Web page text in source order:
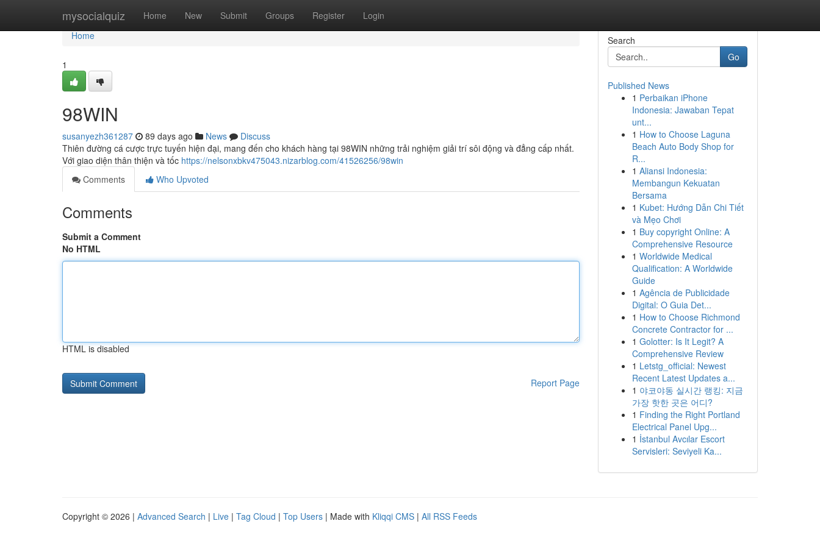
mysocialquiz Home New Submit Groups Register Login
Home
Home
1
98WIN
susanyezh361287 89 days ago News
Discuss
Thiên đường cá cược trực tuyến hiện đại, mang đến cho khách hàng tại 98WIN những trải nghiệm giải trí sôi động và đẳng cấp nhất.
Với giao diện thân thiện và tốc https://nelsonxbkv475043.nizarblog.com/41526256/98win
Comments
Who Upvoted
Comments
Submit a Comment
No HTML
HTML is disabled
Report Page
Search
Go
Published News
1 Perbaikan iPhone
Indonesia: Jawaban Tepat
unt...
1 How to Choose Laguna
Beach Auto Body Shop for
R...
1 Aliansi Indonesia:
Membangun Kekuatan
Bersama
1 Kubet: Hướng Dẫn Chi Tiết
và Mẹo Chơi
1 Buy copyright Online: A
Comprehensive Resource
1 Worldwide Medical
Qualification: A Worldwide
Guide
1 Agência de Publicidade
Digital: O Guia Det...
1 How to Choose Richmond
Concrete Contractor for ...
1 Golotter: Is It Legit? A
Comprehensive Review
1 Letstg_official: Newest
Recent Latest Updates a...
1 야코야동 실시간 랭킹: 지금
가장 핫한 곳은 어디?
1 Finding the Right Portland
Electrical Panel Upg...
1 İstanbul Avcılar Escort
Servisleri: Seviyeli Ka...
Copyright © 2026 | Advanced Search | Live | Tag Cloud | Top Users | Made with Kliqqi CMS | All RSS Feeds